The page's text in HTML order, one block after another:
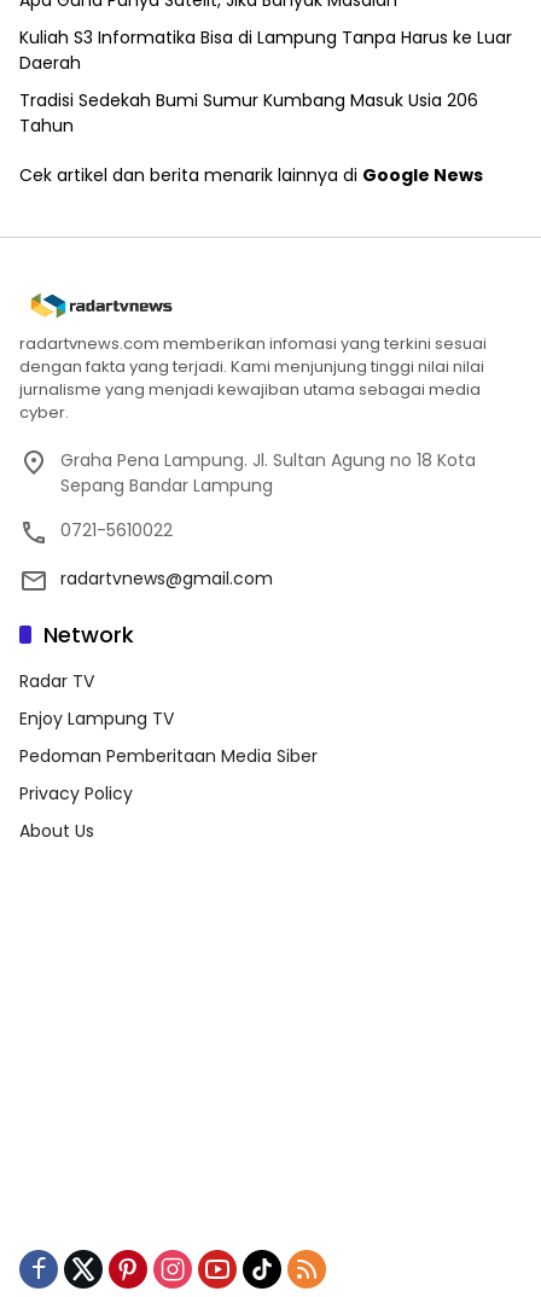
Kuliah S3 Informatika Bisa di Lampung Tanpa Harus ke Luar
Daerah
Tradisi Sedekah Bumi Sumur Kumbang Masuk Usia 206
Tahun
Cek artikel dan berita menarik lainnya di Google News
radartvnews.com memberikan infomasi yang terkini sesuai
dengan fakta yang terjadi. Kami menjunjung tinggi nilai nilai
jurnalisme yang menjadi kewajiban utama sebagai media
cyber.
Graha Pena Lampung. Jl. Sultan Agung no 18 Kota
Sepang Bandar Lampung
0721-5610022
radartvnews@gmail.com
Network
Radar TV
Enjoy Lampung TV
Pedoman Pemberitaan Media Siber
Privacy Policy
About Us